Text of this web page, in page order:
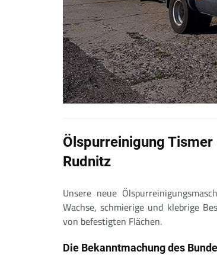
Ölspurreinigung
Rudnitz
Unsere neue
Wachse, schmierige und klebrige
von befestigten Flächen.
Die Bekanntmachung des